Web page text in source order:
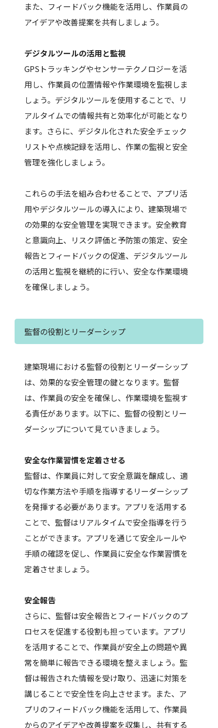
また、フィードバック機能を活用し、作業員の
アイデアや改善提案を共有しましょう。
デジタルツールの活用と監視
GPSトラッキングやセンサーテクノロジーを活
用し、作業員の位置情報や作業環境を監視しま
しょう。デジタルツールを使用することで、リ
アルタイムでの情報共有と効率化が可能となり
ます。さらに、デジタル化された安全チェック
リストや点検記録を活用し、作業の監視と安全
管理を強化しましょう。
これらの手法を組み合わせることで、アプリ活
用やデジタルツールの導入により、建築現場で
の効果的な安全管理を実現できます。安全教育
と意識向上、リスク評価と予防策の策定、安全
報告とフィードバックの促進、デジタルツール
の活用と監視を継続的に行い、安全な作業環境
を確保しましょう。
監督の役割とリーダーシップ
建築現場における監督の役割とリーダーシップ
は、効果的な安全管理の鍵となります。監督
は、作業員の安全を確保し、作業環境を監視す
る責任があります。以下に、監督の役割とリー
ダーシップについて見ていきましょう。
安全な作業習慣を定着させる
監督は、作業員に対して安全意識を醸成し、適
切な作業方法や手順を指導するリーダーシップ
を発揮する必要があります。アプリを活用する
ことで、監督はリアルタイムで安全指導を行う
ことができます。アプリを通じて安全ルールや
手順の確認を促し、作業員に安全な作業習慣を
定着させましょう。
安全報告
さらに、監督は安全報告とフィードバックのプ
ロセスを促進する役割も担っています。アプリ
を活用することで、作業員が安全上の問題や異
常を簡単に報告できる環境を整えましょう。監
督は報告された情報を受け取り、迅速に対策を
講じることで安全性を向上させます。また、ア
プリのフィードバック機能を活用して、作業員
からのアイデアや改善提案を収集し、共有する